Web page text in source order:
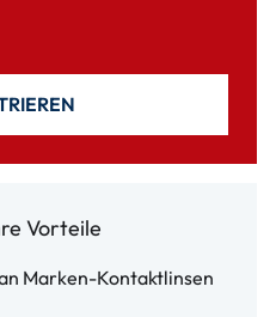
Vorteile
Marken-Kontaktlinsen